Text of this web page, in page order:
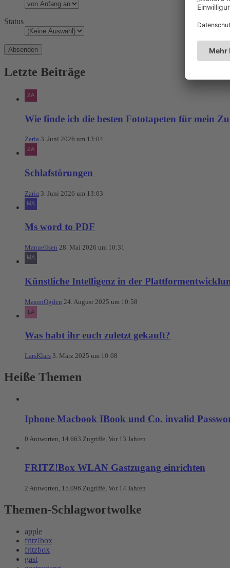
Status
Letzte Beiträge
Wie finde ich die besten Fototapeten für mein
Zaria 3. Juni 2026 um 13:04
Schlafstörungen
Zaria 3. Juni 2026 um 13:03
Ms word to PDF
Manuellsen 28. Mai 2026 um 10:31
Künstliche Intelligenz in der
MasonOgden 24. August 2025 um 10:58
Was habt ihr euch zuletzt gekauft?
LarsKlars 3. März 2025 um 10:08
Heiße Themen
Iphone Macbook IBook und Co. invalid
0 Antworten, 14.663 Zugriffe, Vor 13 Jahren
FRITZ!Box WLAN Gastzugang einrichten
2 Antworten, 15.096 Zugriffe, Vor 14 Jahren
Themen-Schlagwortwolke
apple
fritz!box
fritzbox
gast